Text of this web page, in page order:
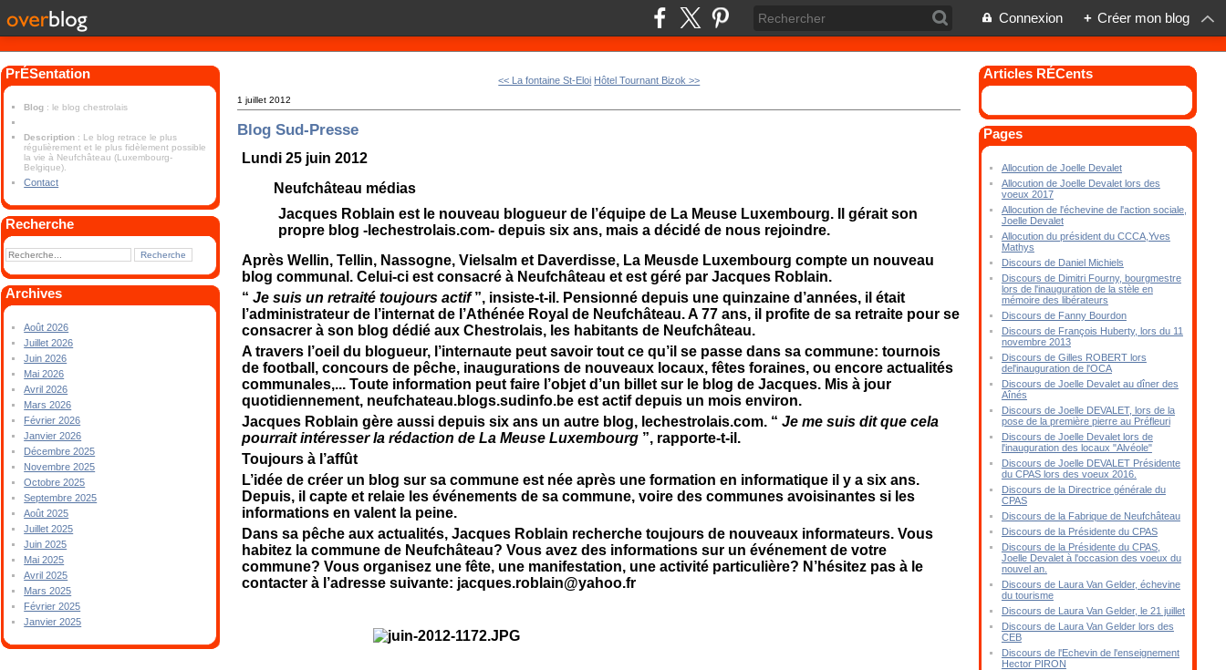
Connexion + Créer mon blog
PrÉSentation
Blog : le blog chestrolais
Description : Le blog retrace le plus
régulièrement et le plus fidèlement possible
la vie à Neufchâteau (Luxembourg-
Belgique).
Contact
Recherche
Archives
Août 2026
Juillet 2026
Juin 2026
Mai 2026
Avril 2026
Mars 2026
Février 2026
Janvier 2026
Décembre 2025
Novembre 2025
Octobre 2025
Septembre 2025
Août 2025
Juillet 2025
Juin 2025
Mai 2025
Avril 2025
Mars 2025
Février 2025
Janvier 2025
<< La fontaine St-Eloi Hôtel Tournant Bizok >>
1 juillet 2012
Blog Sud-Presse
Lundi 25 juin 2012
Neufchâteau médias
Jacques Roblain est le nouveau blogueur de l’équipe de La Meuse Luxembourg. Il gérait son
propre blog -lechestrolais.com- depuis six ans, mais a décidé de nous rejoindre.
Après Wellin, Tellin, Nassogne, Vielsalm et Daverdisse, La Meusde Luxembourg compte un nouveau
blog communal. Celui-ci est consacré à Neufchâteau et est géré par Jacques Roblain.
“Je suis un retraité toujours actif”, insiste-t-il. Pensionné depuis une quinzaine d’années, il était
l’administrateur de l’internat de l’Athénée Royal de Neufchâteau. A 77 ans, il profite de sa retraite pour se
consacrer à son blog dédié aux Chestrolais, les habitants de Neufchâteau.
A travers l’oeil du blogueur, l’internaute peut savoir tout ce qu’il se passe dans sa commune: tournois
de football, concours de pêche, inaugurations de nouveaux locaux, fêtes foraines, ou encore actualités
communales,... Toute information peut faire l’objet d’un billet sur le blog de Jacques. Mis à jour
quotidiennement, neufchateau.blogs.sudinfo.be est actif depuis un mois environ.
Jacques Roblain gère aussi depuis six ans un autre blog, lechestrolais.com. “Je me suis dit que cela
pourrait intéresser la rédaction de La Meuse Luxembourg ”, rapporte-t-il.
Toujours à l’affût
L’idée de créer un blog sur sa commune est née après une formation en informatique il y a six ans.
Depuis, il capte et relaie les événements de sa commune, voire des communes avoisinantes si les
informations en valent la peine.
Dans sa pêche aux actualités, Jacques Roblain recherche toujours de nouveaux informateurs. Vous
habitez la commune de Neufchâteau? Vous avez des informations sur un événement de votre
commune? Vous organisez une fête, une manifestation, une activité particulière? N’hésitez pas à le
contacter à l’adresse suivante: jacques.roblain@yahoo.fr
Articles RÉCents
Pages
Allocution de Joelle Devalet
Allocution de Joelle Devalet lors des
voeux 2017
Allocution de l'échevine de l'action sociale,
Joelle Devalet
Allocution du président du CCCA,Yves
Mathys
Discours de Daniel Michiels
Discours de Dimitri Fourny, bourgmestre
lors de l'inauguration de la stèle en
mémoire des libérateurs
Discours de Fanny Bourdon
Discours de François Huberty, lors du 11
novembre 2013
Discours de Gilles ROBERT lors
del'inauguration de l'OCA
Discours de Joelle Devalet au dîner des
Aînés
Discours de Joelle DEVALET, lors de la
pose de la première pierre au Préfleuri
Discours de Joelle Devalet lors de
l'inauguration des locaux "Alvéole"
Discours de Joelle DEVALET Présidente
du CPAS lors des voeux 2016.
Discours de la Directrice générale du
CPAS
Discours de la Fabrique de Neufchâteau
Discours de la Présidente du CPAS
Discours de la Présidente du CPAS,
Joelle Devalet à l'occasion des voeux du
nouvel an.
Discours de Laura Van Gelder, échevine
du tourisme
Discours de Laura Van Gelder, le 21 juillet
Discours de Laura Van Gelder lors des
CEB
Discours de l'Echevin de l'enseignement
Hector PIRON